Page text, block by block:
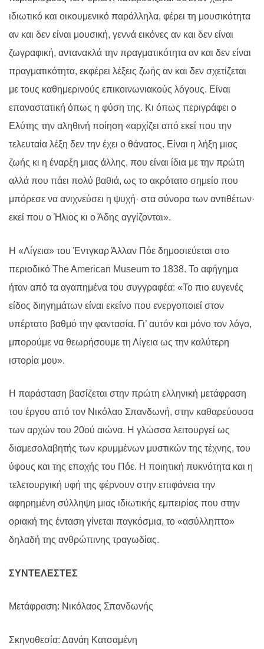
ιδιωτικό και οικουμενικό παράλληλα, φέρει τη μουσικότητα
αν και δεν είναι μουσική, γεννά εικόνες αν και δεν είναι
ζωγραφική, αντανακλά την πραγματικότητα αν και δεν είναι
πραγματικότητα, εκφέρει λέξεις ζωής αν και δεν σχετίζεται
με τους καθημερινούς επικοινωνιακούς λόγους. Είναι
επαναστατική όπως η φύση της. Κι όπως περιγράφει ο
Ελύτης την αληθινή ποίηση «αρχίζει από εκεί που την
τελευταία λέξη δεν την έχει ο θάνατος. Είναι η λήξη μιας
ζωής κι η έναρξη μιας άλλης, που είναι ίδια με την πρώτη
αλλά που πάει πολύ βαθιά, ως το ακρότατο σημείο που
μπόρεσε να ανιχνεύσει η ψυχή· στα σύνορα των αντιθέτων·
εκεί που ο Ήλιος κι ο Άδης αγγίζονται».
Η «Λίγεια» του Έντγκαρ Άλλαν Πόε δημοσιεύεται στο
περιοδικό The American Museum το 1838. Το αφήγημα
ήταν από τα αγαπημένα του συγγραφέα: «Το πιο ευγενές
είδος διηγημάτων είναι εκείνο που ενεργοποιεί στον
υπέρτατο βαθμό την φαντασία. Γι’ αυτόν και μόνο τον λόγο,
μπορούμε να θεωρήσουμε τη Λίγεια ως την καλύτερη
ιστορία μου».
Η παράσταση βασίζεται στην πρώτη ελληνική μετάφραση
του έργου από τον Νικόλαο Σπανδωνή, στην καθαρεύουσα
των αρχών του 20ού αιώνα. Η γλώσσα λειτουργεί ως
διαμεσολαβητής των κρυμμένων μυστικών της τέχνης, του
ύφους και της εποχής του Πόε. Η ποιητική πυκνότητα και η
τελετουργική υφή της φέρνουν στην επιφάνεια την
αφηρημένη σύλληψη μιας ιδιωτικής εμπειρίας που στην
οριακή της ένταση γίνεται παγκόσμια, το «ασύλληπτο»
δηλαδή της ανθρώπινης τραγωδίας.
ΣΥΝΤΕΛΕΣΤΕΣ
Μετάφραση: Νικόλαος Σπανδωνής
Σκηνοθεσία: Δανάη Κατσαμένη